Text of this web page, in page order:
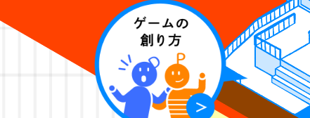
の専門外のことでもどんどん
案をしてもらっています。もし
で認められると、自分が考えた
リースされ、多くのお客様に
うことが当社では決して夢では
また当社は、社員同士が家族的